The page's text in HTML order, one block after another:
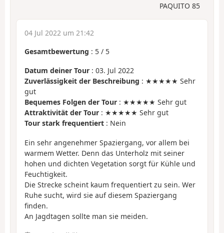
PAQUITO 85
04 Jul 2022 um 21:42
Gesamtbewertung : 5 / 5
Datum deiner Tour : 03. Jul 2022
Zuverlässigkeit der Beschreibung : ★★★★★ Sehr
gut
Bequemes Folgen der Tour : ★★★★★ Sehr gut
Attraktivität der Tour : ★★★★★ Sehr gut
Tour stark frequentiert : Nein
Ein sehr angenehmer Spaziergang, vor allem bei
warmem Wetter. Denn das Unterholz mit seiner
hohen und dichten Vegetation sorgt für Kühle und
Feuchtigkeit.
Die Strecke scheint kaum frequentiert zu sein. Wer
Ruhe sucht, wird sie auf diesem Spaziergang
finden.
An Jagdtagen sollte man sie meiden.